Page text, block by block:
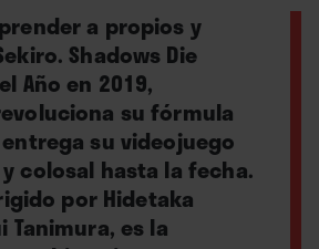
a propios y
Shadows Die
Año en 2019,
su fórmula
su videojuego
colosal hasta la fecha.
por Hidetaka
Tanimura, es la